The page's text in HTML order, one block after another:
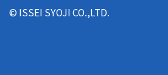
© ISSEI SYOJI CO.,LTD.